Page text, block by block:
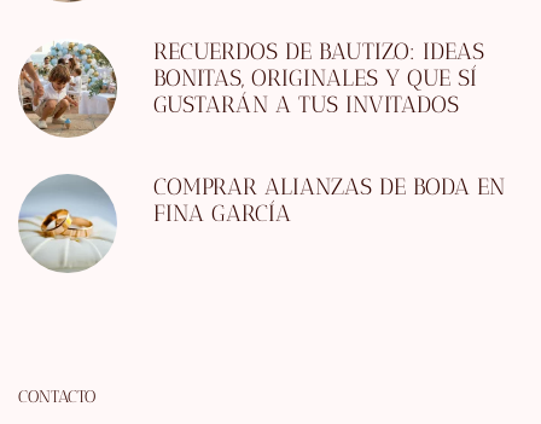
RECUERDOS DE BAUTIZO: IDEAS
BONITAS, ORIGINALES Y QUE SÍ
GUSTARÁN A TUS INVITADOS
COMPRAR ALIANZAS DE BODA EN
FINA GARCÍA
CONTACTO